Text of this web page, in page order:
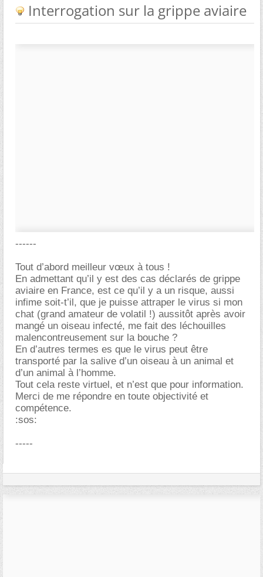
Interrogation sur la grippe aviaire
------
Tout d’abord meilleur vœux à tous !
En admettant qu’il y est des cas déclarés de grippe
aviaire en France, est ce qu’il y a un risque, aussi
infime soit-t’il, que je puisse attraper le virus si mon
chat (grand amateur de volatil !) aussitôt après avoir
mangé un oiseau infecté, me fait des léchouilles
malencontreusement sur la bouche ?
En d’autres termes es que le virus peut être
transporté par la salive d’un oiseau à un animal et
d’un animal à l’homme.
Tout cela reste virtuel, et n’est que pour information.
Merci de me répondre en toute objectivité et
compétence.
:sos:
-----